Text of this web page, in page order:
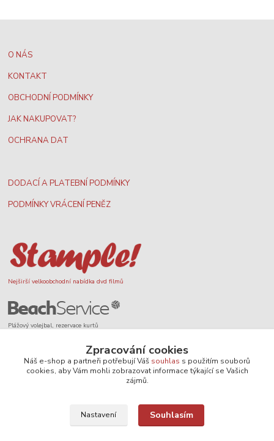
O NÁS
KONTAKT
OBCHODNÍ PODMÍNKY
JAK NAKUPOVAT?
OCHRANA DAT
DODACÍ A PLATEBNÍ PODMÍNKY
PODMÍNKY VRÁCENÍ PENĚZ
Nejširší velkoobchodní nabídka dvd filmů
Plážový volejbal, rezervace kurtů
Zpracování cookies
Náš e-shop a partneři potřebují Váš souhlas s použitím souborů
cookies, aby Vám mohli zobrazovat informace týkající se Vašich
zájmů.
Nastavení Souhlasím